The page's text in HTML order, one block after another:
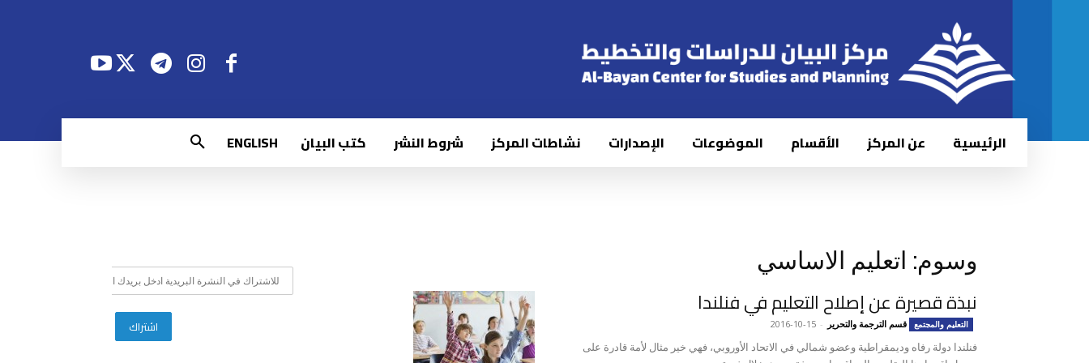
الرئيسية عن المركز الأقسام الموضوعات الإصدارات نشاطات المركز شروط النشر كتب البيان ENGLISH
وسوم: اتعليم الاساسي
نبذة قصيرة عن إصلاح التعليم في فنلندا
التعليم والمجتمع قسم الترجمة والتحرير -
2016-10-15
فنلندا دولة رفاه وديمقراطية وعضو شمالي في الاتحاد الأوروبي، فهي خير مثال لأمة قادرة على